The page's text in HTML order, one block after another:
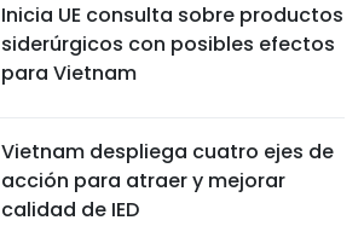
Inicia UE consulta sobre productos
siderúrgicos con posibles efectos
para Vietnam
Vietnam despliega cuatro ejes de
acción para atraer y mejorar
calidad de IED